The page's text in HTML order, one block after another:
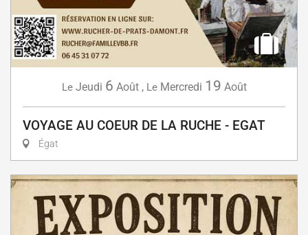
Le Jeudi 6 Août, Le Mercredi 19 Août
VOYAGE AU COEUR DE LA RUCHE - EGAT
Égat